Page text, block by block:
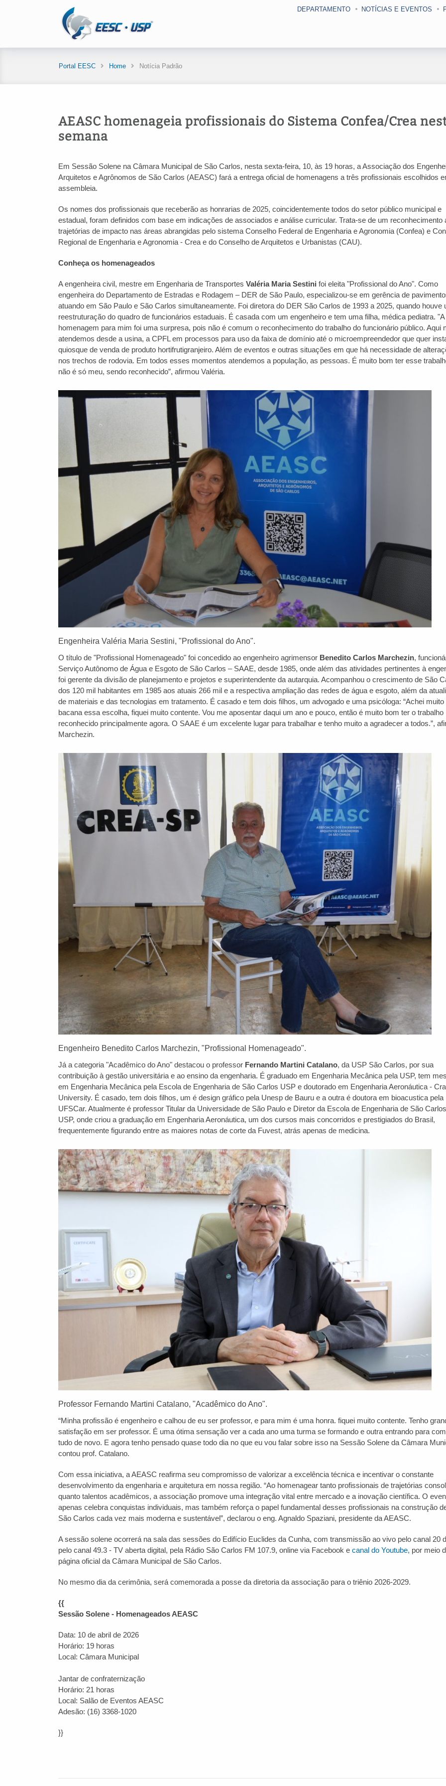
DEPARTAMENTO NOTÍCIAS E EVENTOS
Portal EESC Home Notícia Padrão
AEASC homenageia profissionais do Sistema Confea/Crea
semana
Em Sessão Solene na Câmara Municipal de São Carlos, nesta sexta-feira, 10, às 19 horas, a Associação dos
Arquitetos e Agrônomos de São Carlos (AEASC) fará a entrega oficial de homenagens a três profissionais escolhidos
assembleia.
Os nomes dos profissionais que receberão as honrarias de 2025, coincidentemente todos do setor público municipal e
estadual, foram definidos com base em indicações de associados e análise curricular. Trata-se de um reconhecimento
trajetórias de impacto nas áreas abrangidas pelo sistema Conselho Federal de Engenharia e Agronomia (Confea) e
Regional de Engenharia e Agronomia - Crea e do Conselho de Arquitetos e Urbanistas (CAU).
Conheça os homenageados
A engenheira civil, mestre em Engenharia de Transportes Valéria Maria Sestini foi eleita "Profissional do Ano". Como
engenheira do Departamento de Estradas e Rodagem – DER de São Paulo, especializou-se em gerência de
atuando em São Paulo e São Carlos simultaneamente. Foi diretora do DER São Carlos de 1993 a 2025, quando houve
reestruturação do quadro de funcionários estaduais. É casada com um engenheiro e tem uma filha, médica pediatra. "A
homenagem para mim foi uma surpresa, pois não é comum o reconhecimento do trabalho do funcionário público. Aqui
atendemos desde a usina, a CPFL em processos para uso da faixa de domínio até o microempreendedor que quer
quiosque de venda de produto hortifrutigranjeiro. Além de eventos e outras situações em que há necessidade de
nos trechos de rodovia. Em todos esses momentos atendemos a população, as pessoas. É muito bom ter esse
não é só meu, sendo reconhecido”, afirmou Valéria.
Engenheira Valéria Maria Sestini, "Profissional do Ano".
O título de "Profissional Homenageado" foi concedido ao engenheiro agrimensor Benedito Carlos Marchezin,
Serviço Autônomo de Água e Esgoto de São Carlos – SAAE, desde 1985, onde além das atividades pertinentes à
foi gerente da divisão de planejamento e projetos e superintendente da autarquia. Acompanhou o crescimento de São
dos 120 mil habitantes em 1985 aos atuais 266 mil e a respectiva ampliação das redes de água e esgoto, além da
de materiais e das tecnologias em tratamento. É casado e tem dois filhos, um advogado e uma psicóloga: “Achei muito
bacana essa escolha, fiquei muito contente. Vou me aposentar daqui um ano e pouco, então é muito bom ter o trabalho
reconhecido principalmente agora. O SAAE é um excelente lugar para trabalhar e tenho muito a agradecer a todos.”,
Marchezin.
Engenheiro Benedito Carlos Marchezin, "Profissional Homenageado".
Já a categoria "Acadêmico do Ano" destacou o professor Fernando Martini Catalano, da USP São Carlos, por sua
contribuição à gestão universitária e ao ensino da engenharia. É graduado em Engenharia Mecânica pela USP, tem
em Engenharia Mecânica pela Escola de Engenharia de São Carlos USP e doutorado em Engenharia Aeronáutica -
University. É casado, tem dois filhos, um é design gráfico pela Unesp de Bauru e a outra é doutora em bioacustica pela
UFSCar. Atualmente é professor Titular da Universidade de São Paulo e Diretor da Escola de Engenharia de São
USP, onde criou a graduação em Engenharia Aeronáutica, um dos cursos mais concorridos e prestigiados do Brasil,
frequentemente figurando entre as maiores notas de corte da Fuvest, atrás apenas de medicina.
Professor Fernando Martini Catalano, "Acadêmico do Ano".
“Minha profissão é engenheiro e calhou de eu ser professor, e para mim é uma honra. fiquei muito contente. Tenho
satisfação em ser professor. É uma ótima sensação ver a cada ano uma turma se formando e outra entrando para
tudo de novo. E agora tenho pensado quase todo dia no que eu vou falar sobre isso na Sessão Solene da Câmara
contou prof. Catalano.
Com essa iniciativa, a AEASC reafirma seu compromisso de valorizar a excelência técnica e incentivar o constante
desenvolvimento da engenharia e arquitetura em nossa região. “Ao homenagear tanto profissionais de trajetórias
quanto talentos acadêmicos, a associação promove uma integração vital entre mercado e a inovação científica. O
apenas celebra conquistas individuais, mas também reforça o papel fundamental desses profissionais na construção
São Carlos cada vez mais moderna e sustentável”, declarou o eng. Agnaldo Spaziani, presidente da AEASC.
A sessão solene ocorrerá na sala das sessões do Edifício Euclides da Cunha, com transmissão ao vivo pelo canal 20
pelo canal 49.3 - TV aberta digital, pela Rádio São Carlos FM 107.9, online via Facebook e canal do Youtube, por meio
página oficial da Câmara Municipal de São Carlos.
No mesmo dia da cerimônia, será comemorada a posse da diretoria da associação para o triênio 2026-2029.
{{
Sessão Solene - Homenageados AEASC
Data: 10 de abril de 2026
Horário: 19 horas
Local: Câmara Municipal
Jantar de confraternização
Horário: 21 horas
Local: Salão de Eventos AEASC
Adesão: (16) 3368-1020
}}